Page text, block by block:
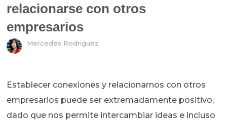
relacionarse con otros
empresarios
Mercedes Rodriguez
Establecer conexiones y relacionarnos con otros
empresarios puede ser extremadamente positivo,
dado que nos permite intercambiar ideas e incluso